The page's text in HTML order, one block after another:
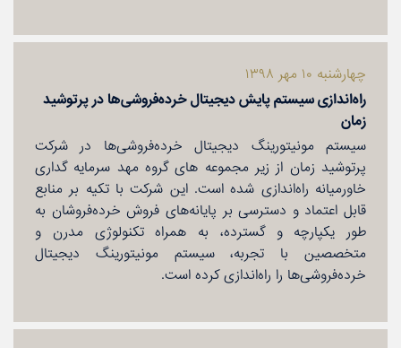
چهارشنبه ۱۰ مهر ۱۳۹۸
راه‌اندازی سیستم پایش دیجیتال خرده‌فروشی‌ها در پرتوشید
زمان
سیستم مونیتورینگ دیجیتال خرده‌فروشی‌ها در شركت
پرتوشید زمان از زیر مجموعه های گروه مهد سرمایه گداری
خاورمیانه راه‌اندازی شده است. این شركت با تكیه بر منابع
قابل اعتماد و دسترسی بر پایانه‌های فروش خرده‌فروشان به
طور یكپارچه و گسترده، به همراه تكنولوژی مدرن و
متخصصین با تجربه، سیستم مونیتورینگ دیجیتال
خرده‌فروشی‌ها را راه‌اندازی كرده است.